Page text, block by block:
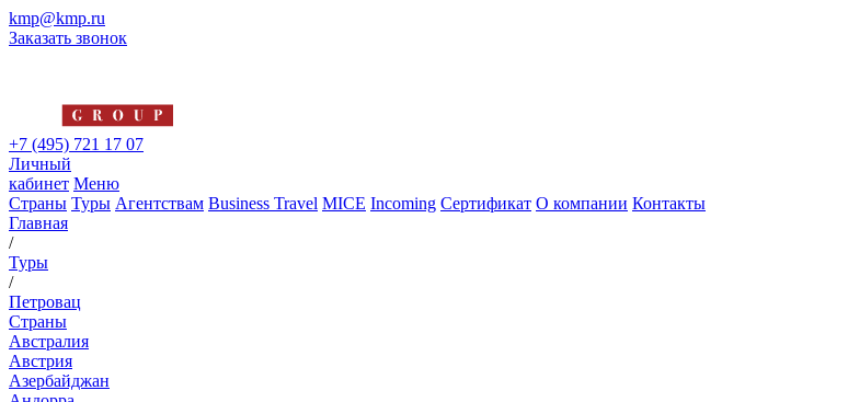
kmp@kmp.ru
Заказать звонок
+7 (495) 721 17 07
Личный
кабинет Меню
Страны Туры Агентствам Business Travel MICE Incoming Сертификат О компании Контакты
Главная
/
Туры
/
Петровац
Страны
Австралия
Австрия
Азербайджан